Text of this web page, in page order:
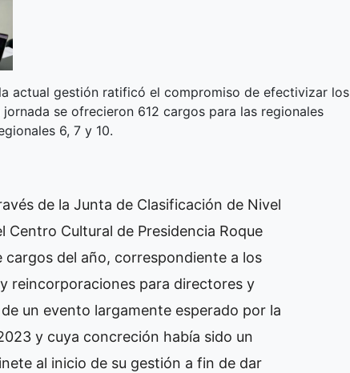
actual gestión ratificó el compromiso de efectivizar los
se ofrecieron 612 cargos para las regionales
6, 7 y 10.
de la Junta de Clasificación de Nivel
Centro Cultural de Presidencia Roque
cargos del año, correspondiente a los
reincorporaciones para directores y
un evento largamente esperado por la
y cuya concreción había sido un
al inicio de su gestión a fin de dar